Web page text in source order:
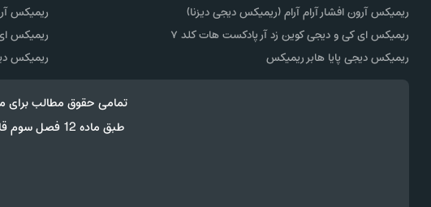
ریمیکس آرون افشار آرام آرام (ریمیکس دیجی دیزنا)
ریمیکس ای کی و دیجی کوین زد آر پادکست هات کلد ۷
ریمیکس دیجی پایا هابر ریمیکس
ریمیکس
ریمیکس
ریمیکس
تمامی حقوق مطالب برای
طبق ماده 12 فصل سوم قانون جرائم رایانه ای کپی برداری از قالب و محتوا پیگرد قانونی خواهد داشت.